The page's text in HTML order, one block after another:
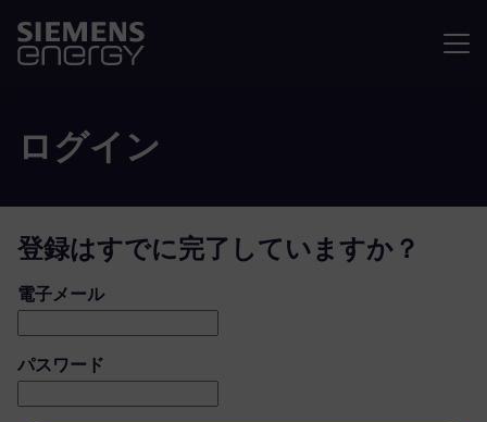
ログイン
登録はすでに完了していますか？
ログイン：ユーザーとパスワード
電子メール
パスワード